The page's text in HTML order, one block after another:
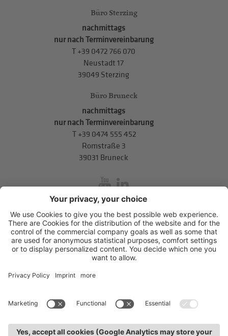
Büro Sterzing
nachmittags
nur nach Terminvereinbarung
T +39 0472 766 070
Neustadt 17
39049 Sterzing
Büro Bruneck
nachmittags
nur nach Terminvereinbarung
T +39 0474 555 452
Romstraße 3
39031 Bruneck
inService
Mitterweg 5, Bozner Boden,I-39100Bozen.T+39 0471 310
311. info@hds-bz.it
Impressum
Datenschutzerklärung